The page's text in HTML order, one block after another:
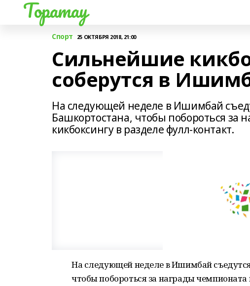
Торатау
Спорт 25 ОКТЯБРЯ 2018, 21:00
Сильнейшие
соберутся в
На следующей неделе в Ишимбай
Башкортостана, чтобы побороться за
кикбоксингу в разделе фулл-контакт.
На следующей неделе в Ишимбай
чтобы побороться за награды чемпионата